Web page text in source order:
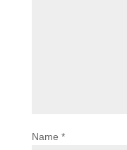
Name *